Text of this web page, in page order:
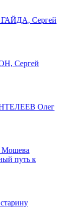
Сергей
Сергей
Олег
Мошева
путь к